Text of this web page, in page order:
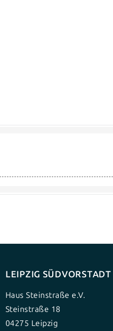
LEIPZIG SÜDVORSTADT
Haus Steinstraße e.V.
Steinstraße 18
04275 Leipzig